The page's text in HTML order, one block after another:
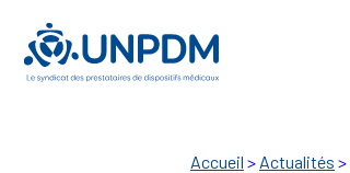
Accueil > Actualités >